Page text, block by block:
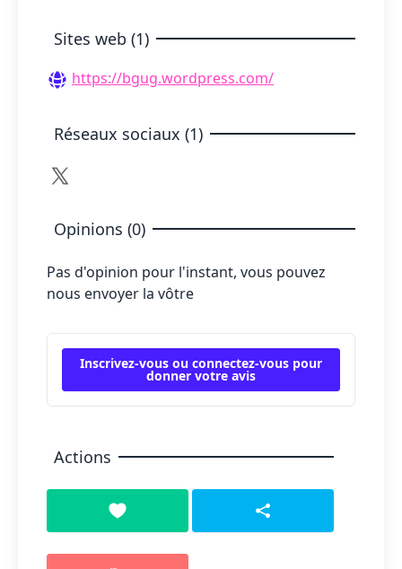
Sites web (1)
https://bgug.wordpress.com/
Réseaux sociaux (1)
Opinions (0)
Pas d'opinion pour l'instant, vous pouvez
nous envoyer la vôtre
Inscrivez-vous ou connectez-vous pour
donner votre avis
Actions